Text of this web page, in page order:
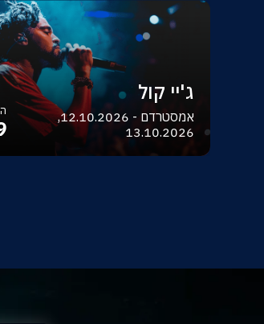
ג'יי קול
אמסטרדם - 12.10.2026,
13.10.2026